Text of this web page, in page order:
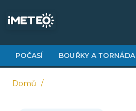
obsahu
POČASÍ BOUŘKY A TORNÁDA
Domů